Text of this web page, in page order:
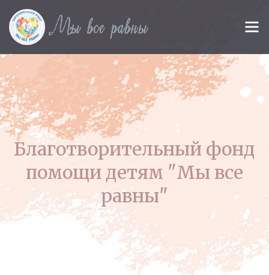
Благотворительный фонд
помощи детям "Мы все
равны"